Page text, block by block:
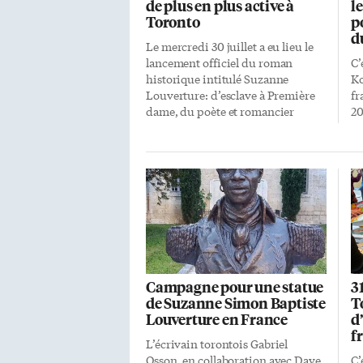
de plus en plus active à
Toronto
Le mercredi 30 juillet a eu lieu le
lancement officiel du roman
historique intitulé Suzanne
Louverture: d’esclave à Première
dame, du poète et romancier
présente, une communauté de
plus en plus visible et active dans
la métropole… tout en gardant un
solide cordon ombilical avec son
pays d’origine. Cela a pris cinq
longues années à Gabriel Osson
pour finaliser ce livre qui retrace le
destin hors du commun de
Suzanne Simone Baptiste
Louverture, conjointe du célèbre
leader révolutionnaire Toussaint
Louverture. Et pour cause, un
la
Campagne pour une statue
de Suzanne Simon Baptiste
Louverture en France
L’écrivain torontois Gabriel
Osson, en collaboration avec Dave